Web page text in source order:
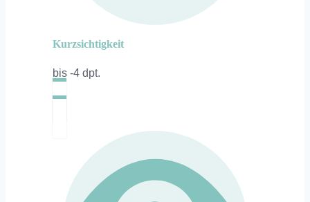
Kurzsichtigkeit
bis -4 dpt.